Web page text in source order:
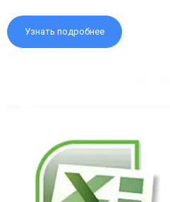
Узнать подробнее